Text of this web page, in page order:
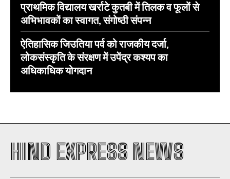
प्राथमिक विद्यालय खर्राटे कुतबी में तिलक व फूलों से
अभिभावकों का स्वागत, संगोष्ठी संपन्न
ऐतिहासिक जिउतिया पर्व को राजकीय दर्जा,
लोकसंस्कृति के संरक्षण में उपेंद्र कश्यप का
अधिकाधिक योगदान
HIND EXPRESS NEWS